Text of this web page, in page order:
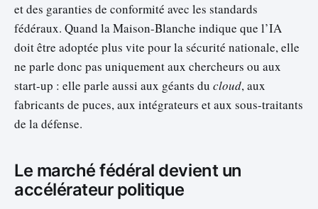
et des garanties de conformité avec les standards
fédéraux. Quand la Maison-Blanche indique que l’IA
doit être adoptée plus vite pour la sécurité nationale, elle
ne parle donc pas uniquement aux chercheurs ou aux
start-up : elle parle aussi aux géants du cloud, aux
fabricants de puces, aux intégrateurs et aux sous-traitants
de la défense.
Le marché fédéral devient un
accélérateur politique